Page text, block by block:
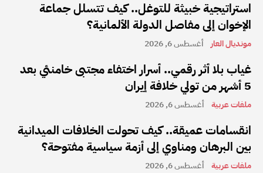
استراتيجية خبيثة للتوغل.. كيف تتسلل جماعة
الإخوان إلى مفاصل الدولة الألمانية؟
مونديال العار أغسطس 6, 2026
غياب بلا أثر رقمي.. أسرار اختفاء مجتبى خامنئي بعد
5 أشهر من تولي خلافة إيران
ملفات عربية أغسطس 6, 2026
انقسامات عميقة.. كيف تحولت الخلافات الميدانية
بين البرهان ومناوي إلى أزمة سياسية مفتوحة؟
ملفات عربية أغسطس 6, 2026